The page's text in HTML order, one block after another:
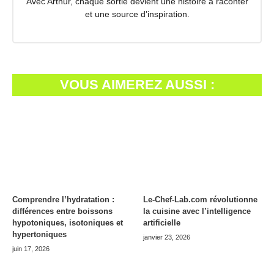
et une source d’inspiration.
VOUS AIMEREZ AUSSI :
Comprendre l’hydratation :
différences entre boissons
hypotoniques, isotoniques et
hypertoniques
juin 17, 2026
Le-Chef-Lab.com révolutionne
la cuisine avec l’intelligence
artificielle
janvier 23, 2026